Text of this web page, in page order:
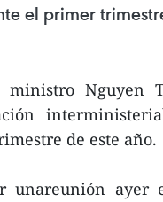
el primer
Nguyen
de este año.
unareunión ayer